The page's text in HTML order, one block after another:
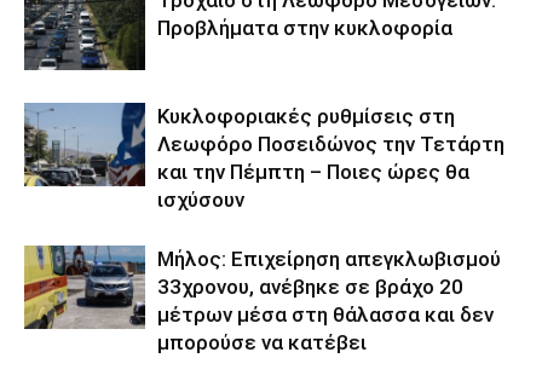
Προβλήματα στην κυκλοφορία
Κυκλοφοριακές ρυθμίσεις στη
Λεωφόρο Ποσειδώνος την Τετάρτη
και την Πέμπτη – Ποιες ώρες θα
ισχύσουν
Μήλος: Επιχείρηση απεγκλωβισμού
33χρονου, ανέβηκε σε βράχο 20
μέτρων μέσα στη θάλασσα και δεν
μπορούσε να κατέβει